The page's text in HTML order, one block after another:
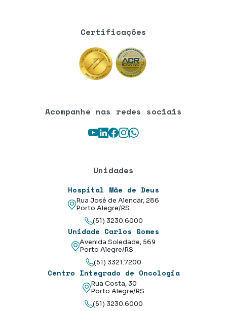
Certificações
Acompanhe nas redes sociais
Youtube
LinkedIn
Facebook
Instagram
WhatsApp
Unidades
Hospital Mãe de Deus
Rua José de Alencar, 286
Porto Alegre/RS
(51) 3230.6000
Unidade Carlos Gomes
Avenida Soledade, 569
Porto Alegre/RS
(51) 3321.7200
Centro Integrado de Oncologia
Rua Costa, 30
Porto Alegre/RS
(51) 3230.6000